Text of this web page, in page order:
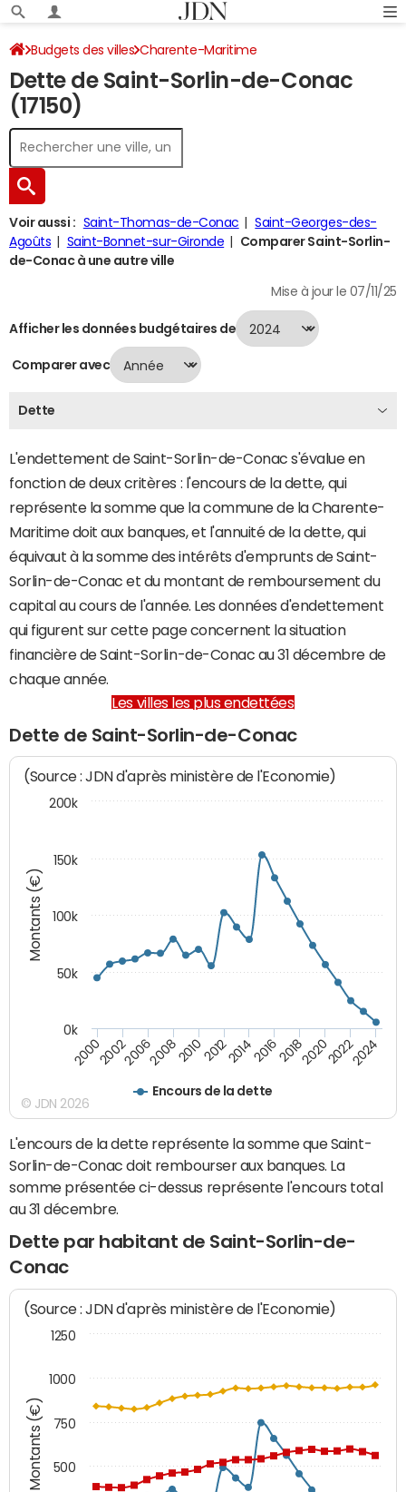
Budgets des villes Charente-Maritime
Saint-Sorlin-de-Conac Dette au 31/12/2024
Dette de Saint-Sorlin-de-Conac
(17150)
Voir aussi : Saint-Thomas-de-Conac
Saint-Georges-des-
Agoûts
Saint-Bonnet-sur-Gironde
Comparer Saint-Sorlin-
de-Conac à une autre ville
Mise à jour le 07/11/25
Afficher les données budgétaires de
Comparer avec
Dette
L'endettement de Saint-Sorlin-de-Conac s'évalue en
fonction de deux critères : l'encours de la dette, qui
représente la somme que la commune de la Charente-
Maritime doit aux banques, et l'annuité de la dette, qui
équivaut à la somme des intérêts d'emprunts de Saint-
Sorlin-de-Conac et du montant de remboursement du
capital au cours de l'année. Les données d'endettement
qui figurent sur cette page concernent la situation
financière de Saint-Sorlin-de-Conac au 31 décembre de
chaque année.
Les villes les plus endettées
Dette de Saint-Sorlin-de-Conac
Montants (€)
(Source : JDN d'après ministère de l'Economie)
Encours de la dette
200020022006200820102012201420162018202020222024
0k
50k
100k
150k
200k
© JDN 2026
L'encours de la dette représente la somme que Saint-
Sorlin-de-Conac doit rembourser aux banques. La
somme présentée ci-dessus représente l'encours total
au 31 décembre.
Dette par habitant de Saint-Sorlin-de-
Conac
Montants (€)
(Source : JDN d'après ministère de l'Economie)
500
750
1000
1250